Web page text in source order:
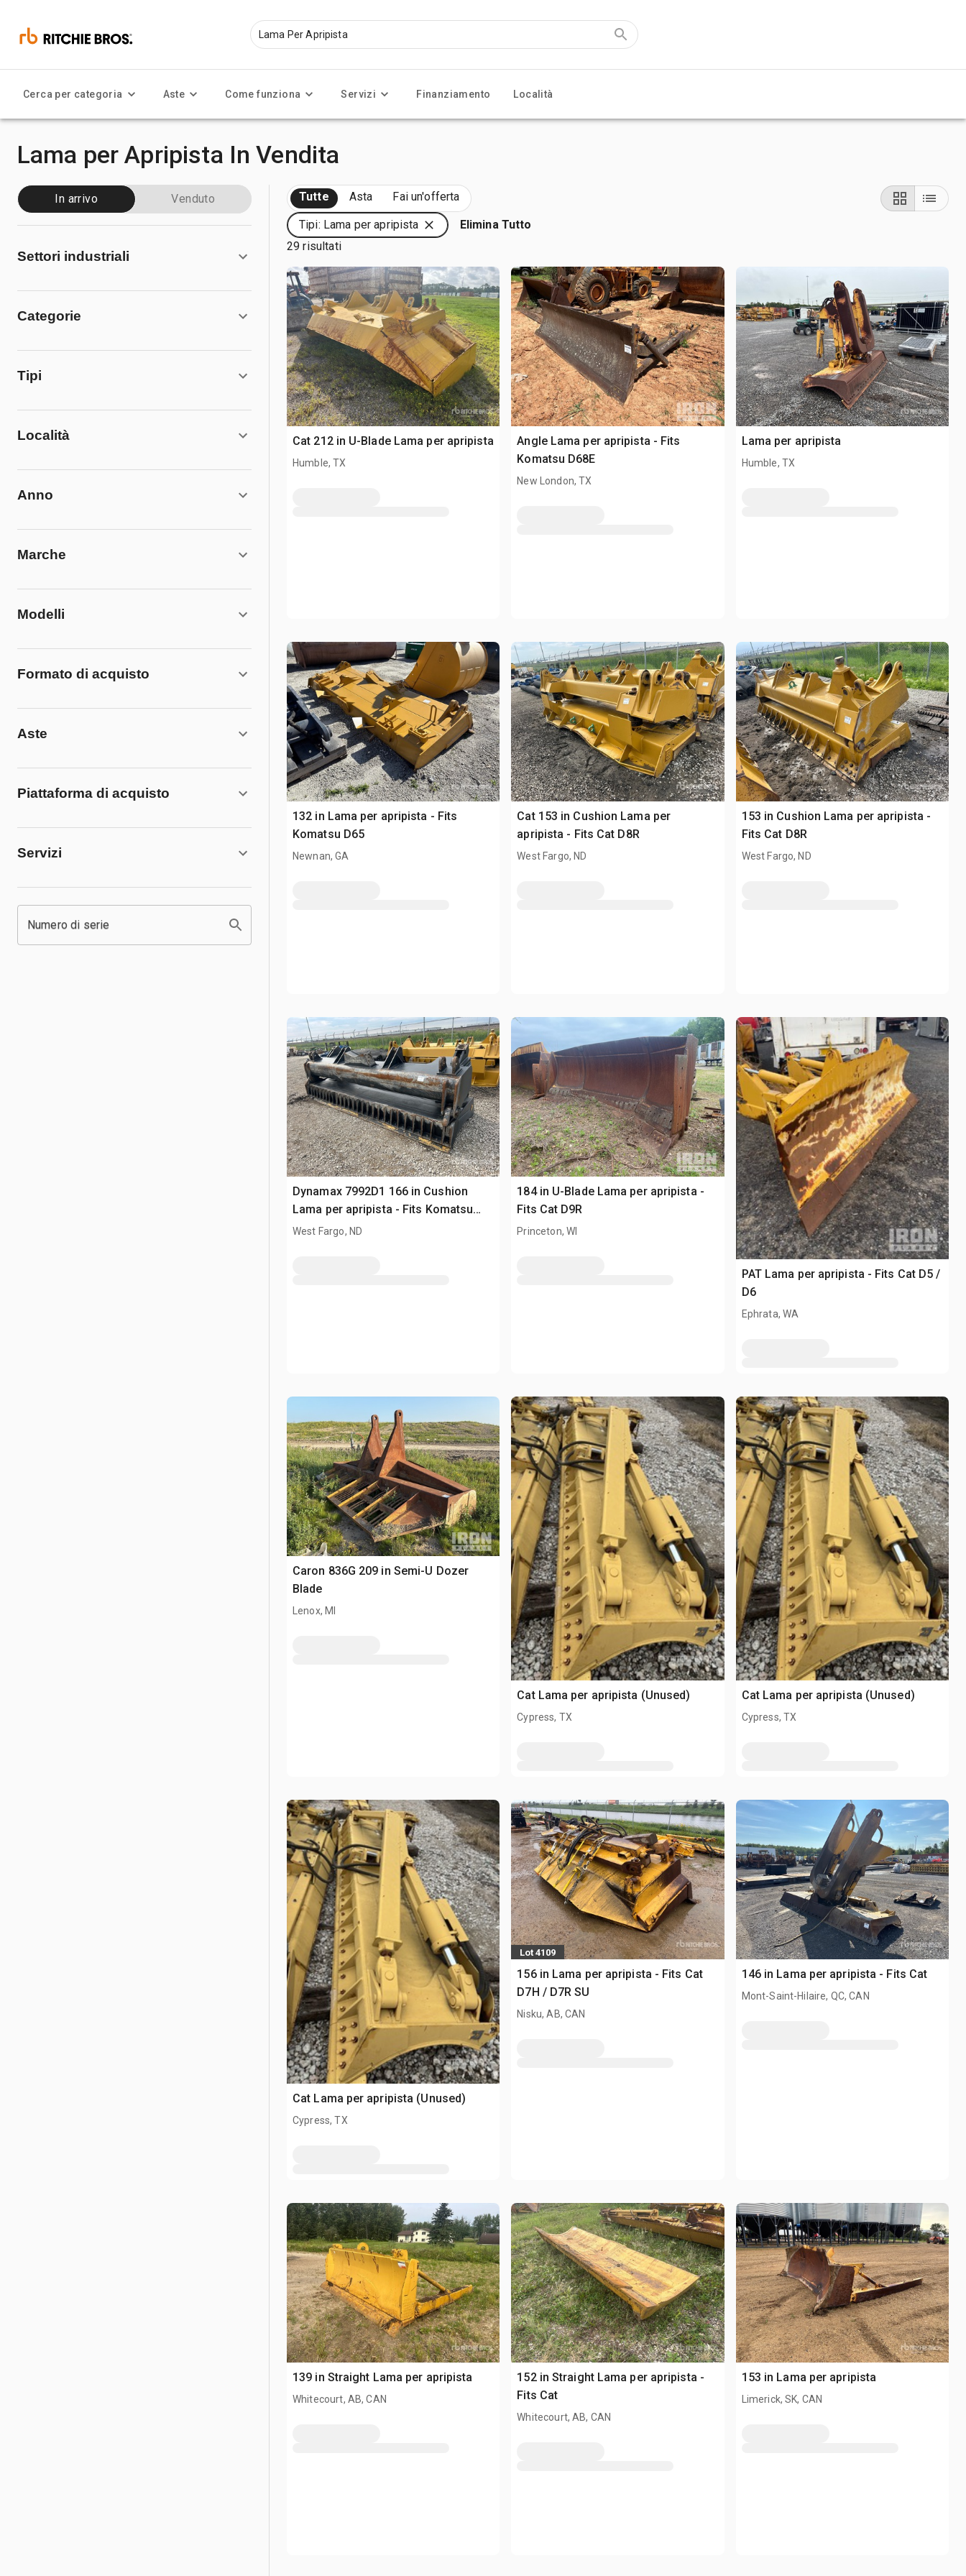
Cerca per categoria Aste Come funziona Servizi Finanziamento Località
Lama per Apripista In Vendita
In arrivo Venduto
Settori industriali
Categorie
Tipi
Località
Anno
Marche
Modelli
Formato di acquisto
Aste
Piattaforma di acquisto
Servizi
Numero di serie
Tutte Asta Fai un'offerta
Tipi: Lama per apripista
Elimina Tutto
29 risultati
Cat 212 in U-Blade Lama per apripista
Humble, TX
Angle Lama per apripista - Fits
Komatsu D68E
New London, TX
Lama per apripista
Humble, TX
132 in Lama per apripista - Fits
Komatsu D65
Newnan, GA
Cat 153 in Cushion Lama per
apripista - Fits Cat D8R
West Fargo, ND
153 in Cushion Lama per apripista -
Fits Cat D8R
West Fargo, ND
Dynamax 7992D1 166 in Cushion
Lama per apripista - Fits Komatsu
D85
West Fargo, ND
184 in U-Blade Lama per apripista -
Fits Cat D9R
Princeton, WI
PAT Lama per apripista - Fits Cat D5 /
D6
Ephrata, WA
Caron 836G 209 in Semi-U Dozer
Blade
Lenox, MI
Cat Lama per apripista (Unused)
Cypress, TX
Cat Lama per apripista (Unused)
Cypress, TX
Cat Lama per apripista (Unused)
Cypress, TX
Lot 4109
156 in Lama per apripista - Fits Cat
D7H / D7R SU
Nisku, AB, CAN
146 in Lama per apripista - Fits Cat
Mont-Saint-Hilaire, QC, CAN
139 in Straight Lama per apripista
Whitecourt, AB, CAN
152 in Straight Lama per apripista -
Fits Cat
Whitecourt, AB, CAN
153 in Lama per apripista
Limerick, SK, CAN